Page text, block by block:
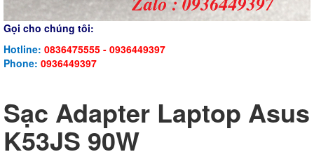
Gọi cho chúng tôi:
Hotline: 0836475555 - 0936449397
Phone: 0936449397
Sạc Adapter Laptop Asus
K53JS 90W